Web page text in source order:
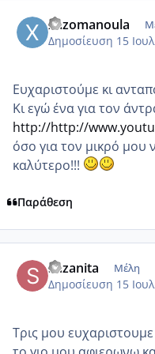
xazomanoula
Δημοσίευση 15
Ευχαριστούμε κι
Κι εγώ ένα για τον
http://http://
όσο για τον μικρό μου
καλύτερο!!!
Παράθεση
suzanita Μέλη
Δημοσίευση 15
Τρις μου